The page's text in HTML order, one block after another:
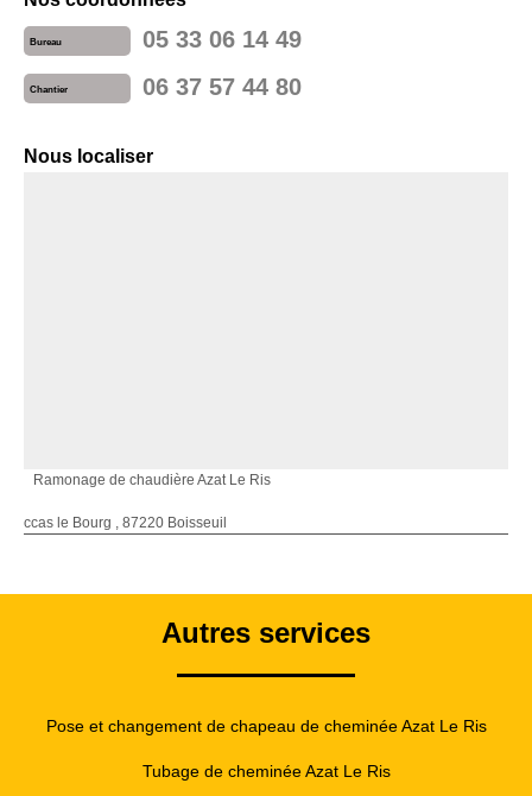
Bureau 05 33 06 14 49
Chantier 06 37 57 44 80
Nous localiser
Ramonage de chaudière Azat Le Ris
ccas le Bourg , 87220 Boisseuil
Autres services
Pose et changement de chapeau de cheminée Azat Le Ris
Tubage de cheminée Azat Le Ris